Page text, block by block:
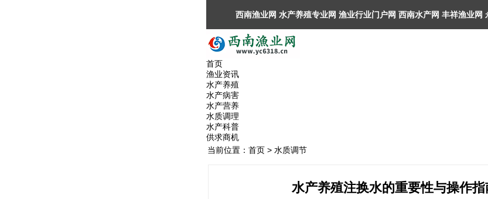
西南渔业网 水产养殖专业网 渔业行业门户网 ​西南水产网 丰祥渔业网
光临！
首页
渔业资讯
水产养殖
水产病害
水产营养
水质调理
水产科普
供求商机
当前位置： 首页> 水质调节
水产养殖注换水的重要性与操作指